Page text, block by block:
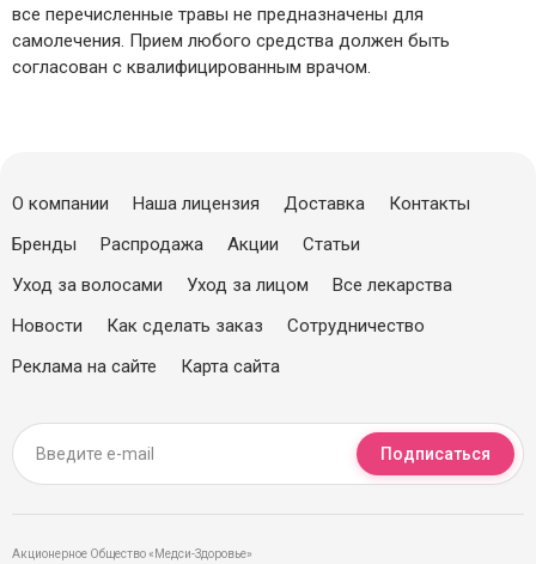
все перечисленные травы не предназначены для
самолечения. Прием любого средства должен быть
согласован с квалифицированным врачом.
О компании Наша лицензия Доставка
Контакты
Бренды
Распродажа Акции
Статьи
Уход за волосами
Уход за лицом
Все лекарства
Новости
Как сделать заказ
Сотрудничество
Реклама на сайте
Карта сайта
Подписаться
Акционерное Общество «Медси-Здоровье»